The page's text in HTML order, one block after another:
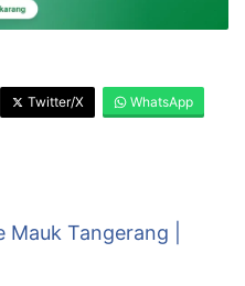
Twitter/X WhatsApp
Tangerang |